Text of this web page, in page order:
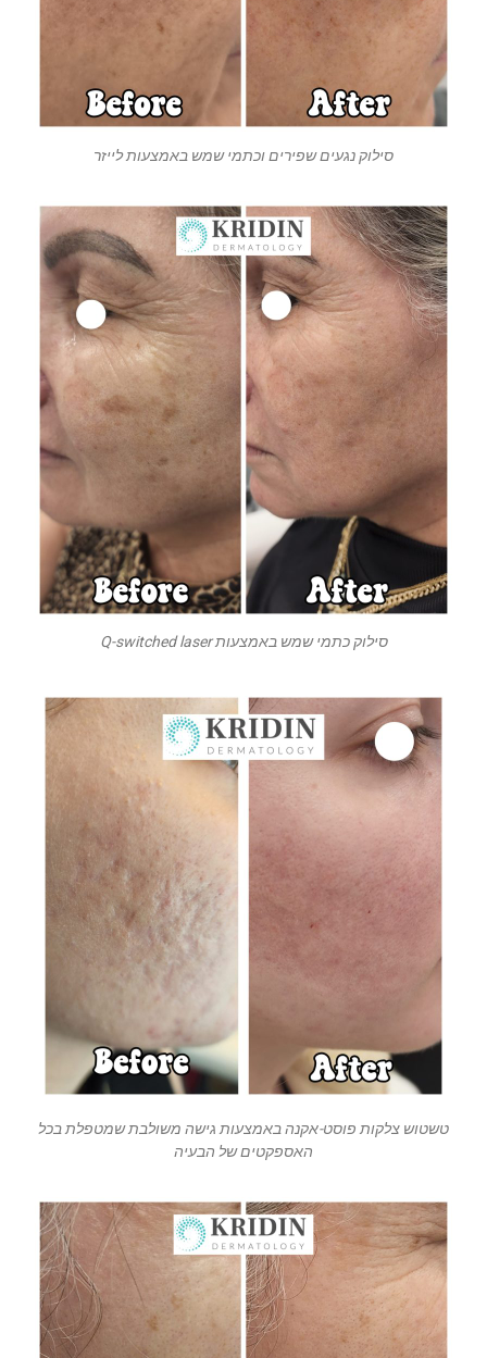
סילוק נגעים שפירים וכתמי שמש באמצעות לייזר
סילוק כתמי שמש באמצעות Q-switched laser
טשטוש צלקות פוסט-אקנה באמצעות גישה משולבת שמטפלת בכל
האספקטים של הבעיה